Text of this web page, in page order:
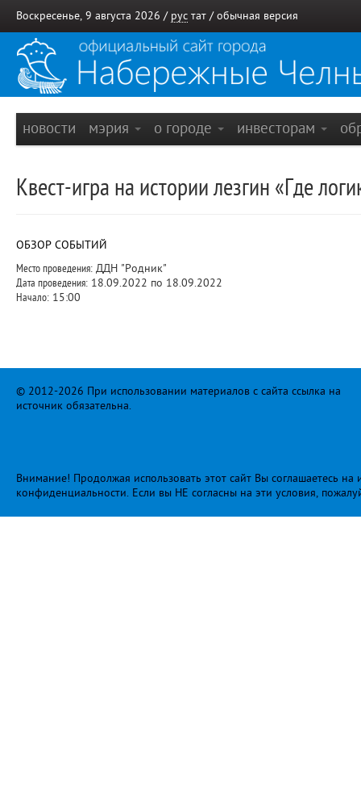
Воскресенье, 9 августа 2026 / рус тат / обычная версия
новости мэрия о городе инвесторам
Квест-игра на истории лезгин «Где
ОБЗОР СОБЫТИЙ
Место проведения: ДДН "Родник"
Дата проведения: 18.09.2022 по 18.09.2022
Начало: 15:00
© 2012-2026 При использовании материалов с сайта ссылка на
источник обязательна.
Внимание! Продолжая использовать этот сайт Вы соглашаетесь
конфиденциальности. Если вы НЕ согласны на эти условия,